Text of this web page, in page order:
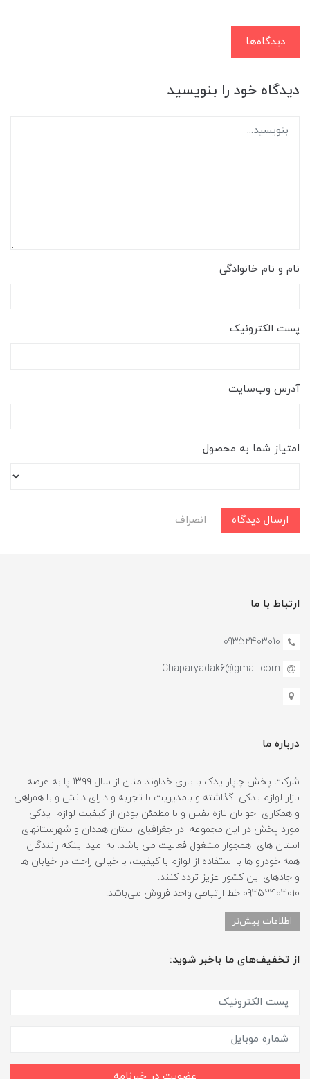
دیدگاه‌ها
دیدگاه خود را بنویسید
نام و نام خانوادگی
پست الکترونیک
آدرس وب‌سایت
امتیاز شما به محصول
ارسال دیدگاه انصراف
ارتباط با ما
09352403010
Chaparyadak6@gmail.com
درباره ما
شرکت پخش چاپار یدک با یاری خداوند منان از سال ۱۳۹۹ پا به عرصه
بازار لوازم یدکی گذاشته و بامدیریت با تجربه و دارای دانش و با همراهی
و همکاری جوانان تازه نفس و با مطمئن بودن از کیفیت لوازم یدکی
مورد پخش در این مجموعه در جغرافیای استان همدان و شهرستانهای
استان های همجوار مشغول فعالیت می باشد. به امید اینکه رانندگان
همه خودرو ها با استفاده از لوازم با کیفیت، با خیالی راحت در خیابان ها
و جادهای این کشور عزیز تردد کنند.
09352403010 خط ارتباطی واحد فروش می‌باشد.
اطلاعات بیش‌تر
از تخفیف‌های ما باخبر شوید: